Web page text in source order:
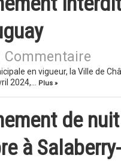
Commentaire
en vigueur, la Ville de
2024,…
Plus »
de
à